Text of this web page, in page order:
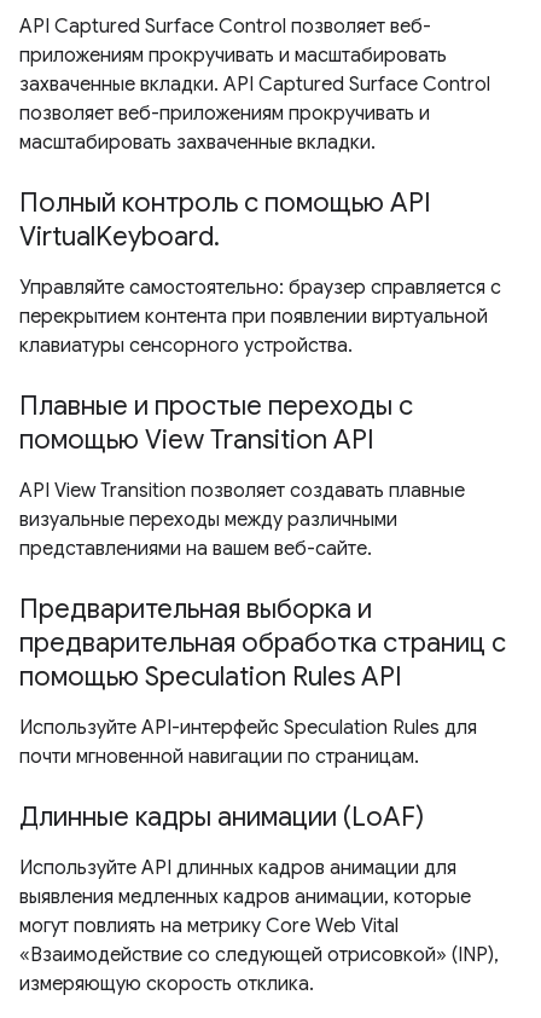
API Captured Surface Control позволяет веб-
приложениям прокручивать и масштабировать
захваченные вкладки. API Captured Surface Control
позволяет веб-приложениям прокручивать и
масштабировать захваченные вкладки.
Полный контроль с помощью API
VirtualKeyboard.
Управляйте самостоятельно: браузер справляется с
перекрытием контента при появлении виртуальной
клавиатуры сенсорного устройства.
Плавные и простые переходы с
помощью View Transition API
API View Transition позволяет создавать плавные
визуальные переходы между различными
представлениями на вашем веб-сайте.
Предварительная выборка и
предварительная обработка страниц с
помощью Speculation Rules API
Используйте API-интерфейс Speculation Rules для
почти мгновенной навигации по страницам.
Длинные кадры анимации (LoAF)
Используйте API длинных кадров анимации для
выявления медленных кадров анимации, которые
могут повлиять на метрику Core Web Vital
«Взаимодействие со следующей отрисовкой» (INP),
измеряющую скорость отклика.